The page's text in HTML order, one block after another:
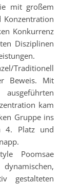
mit großem
Konzentration
Konkurrenz
Disziplinen
Traditionell
Beweis. Mit
kam
Gruppe ins
4. Platz und
Poomsae
gestalteten